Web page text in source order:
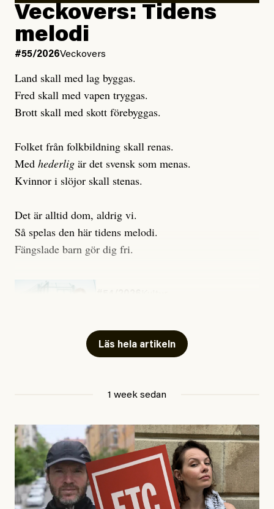
Publicerad6 August, 2026
Uppdaterad6 August, 2026
Publicerad3 August, 2026
Uppdaterad3 August, 2026
Veckovers: Tidens
melodi
#55/2026Veckovers
Land skall med lag byggas.
Fred skall med vapen tryggas.
Brott skall med skott förebyggas.
Folket från folkbildning skall renas.
Med hederlig är det svensk som menas.
Kvinnor i slöjor skall stenas.
Det är alltid dom, aldrig vi.
Så spelas den här tidens melodi.
Fängslade barn gör dig fri.
Läs hela artikeln
1 week sedan